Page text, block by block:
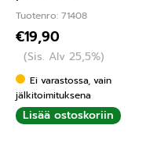
Tuotenro: 71408
€19,90
(Sis. Alv 25,5%)
Ei varastossa, vain
jälkitoimituksena
Lisää ostoskoriin